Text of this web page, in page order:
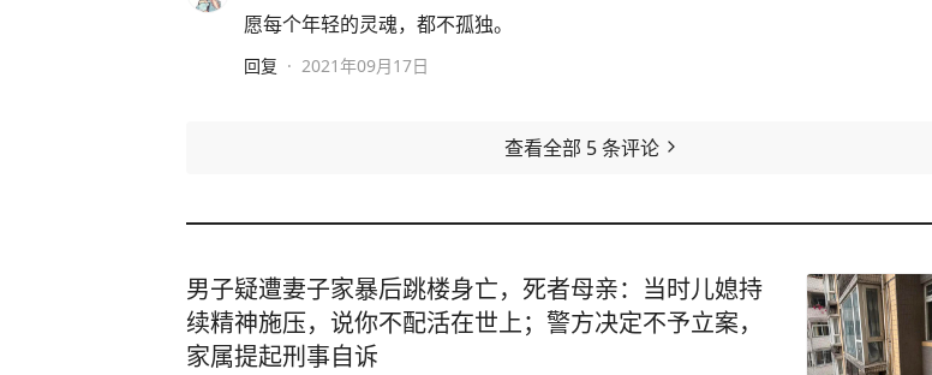
愿每个年轻的灵魂，都不孤独。
回复 · 2021年09月17日
查看全部 5条评论
男子疑遭妻子家暴后跳楼身亡，死者母亲：当时儿媳持
续精神施压，说你不配活在世上；警方决定不予立案，
家属提起刑事自诉